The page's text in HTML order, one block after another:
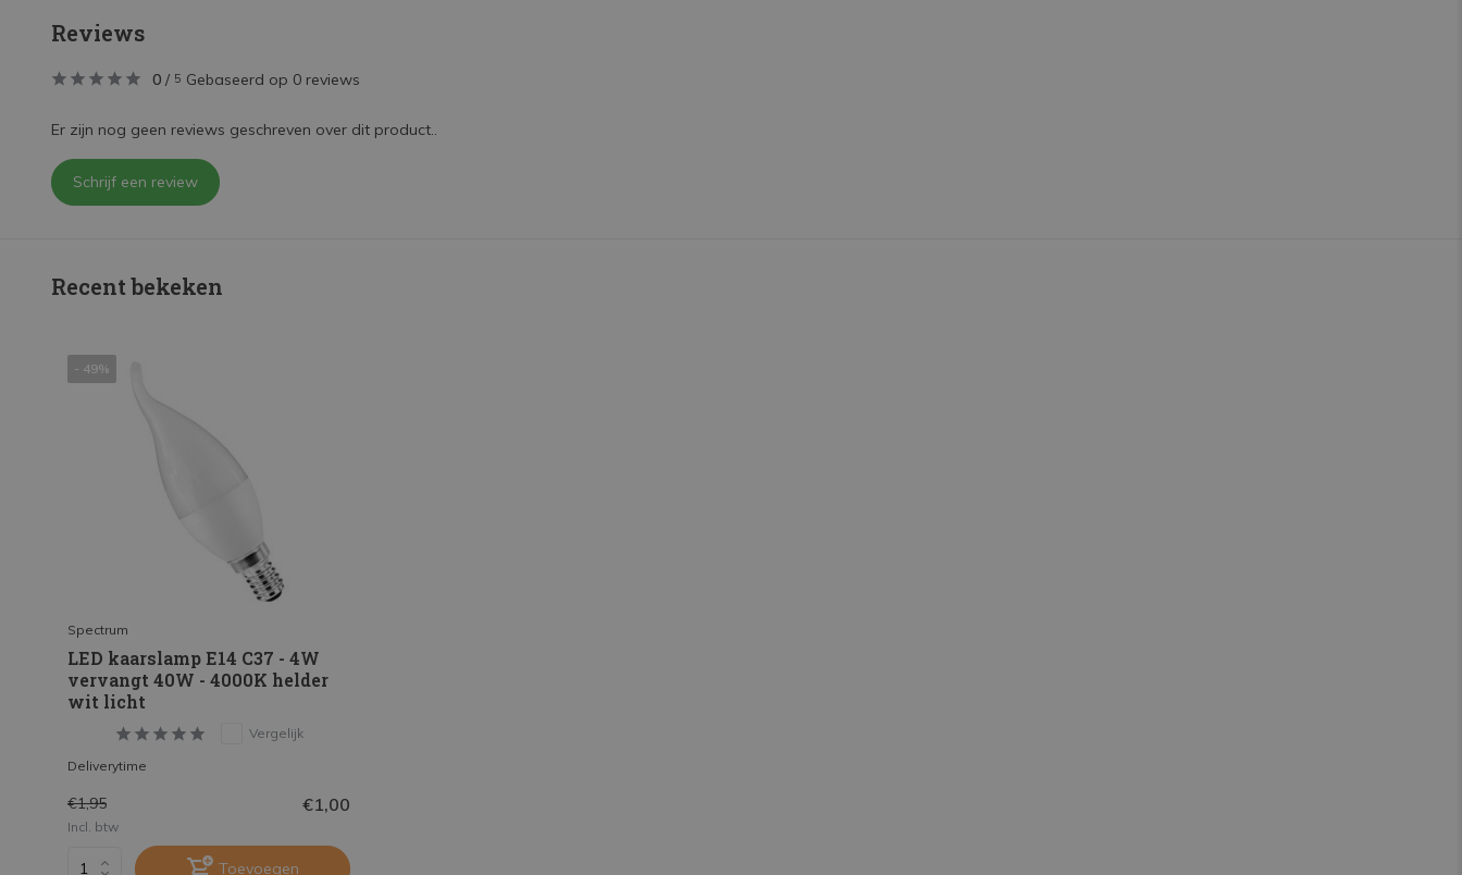
Reviews
0 / 5 Gebaseerd op 0 reviews
Er zijn nog geen reviews geschreven over dit product..
Schrijf een review
Recent bekeken
- 49%
Spectrum
LED kaarslamp E14 C37 - 4W
vervangt 40W - 4000K helder
wit licht
Vergelijk
Deliverytime
€1,95 €1,00
Incl. btw
Toevoegen